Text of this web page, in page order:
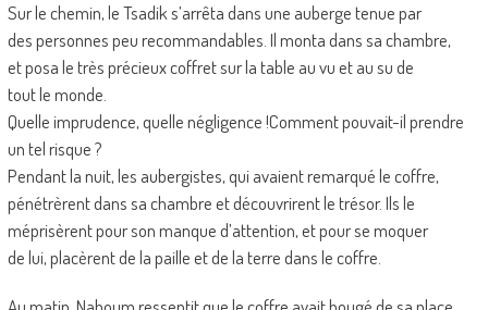
Sur le chemin, le Tsadik s’arrêta dans une auberge tenue par
des personnes peu recommandables. Il monta dans sa chambre,
et posa le très précieux coffret sur la table au vu et au su de
tout le monde.
Quelle imprudence, quelle négligence !Comment pouvait-il prendre
un tel risque ?
Pendant la nuit, les aubergistes, qui avaient remarqué le coffre,
pénétrèrent dans sa chambre et découvrirent le trésor. Ils le
méprisèrent pour son manque d’attention, et pour se moquer
de lui, placèrent de la paille et de la terre dans le coffre.